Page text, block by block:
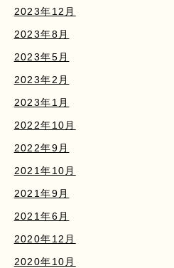
2023年12月
2023年8月
2023年5月
2023年2月
2023年1月
2022年10月
2022年9月
2021年10月
2021年9月
2021年6月
2020年12月
2020年10月